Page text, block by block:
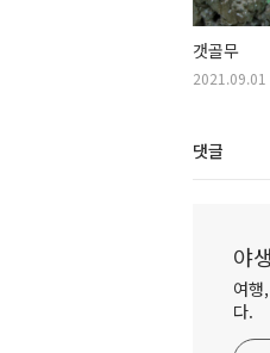
갯골무
2021.09.01
댓글
야
여행
다.